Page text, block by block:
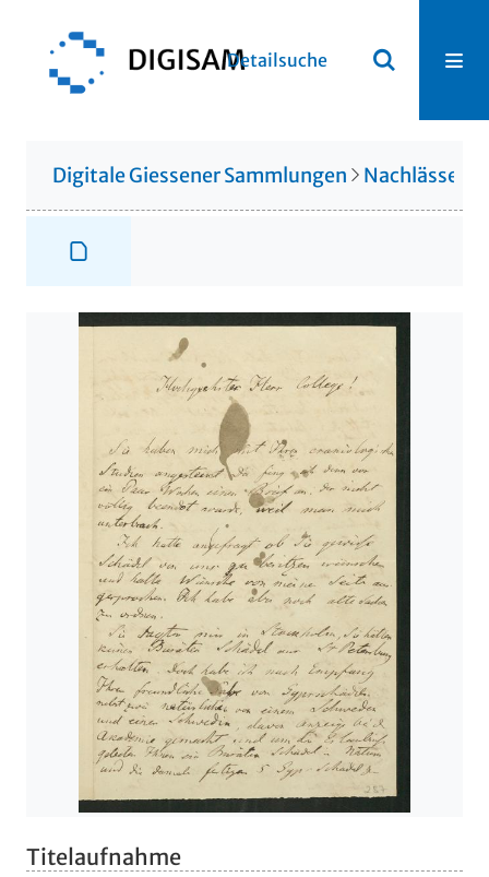
Detailsuche
Digitale Giessener Sammlungen Nachlässe
Titelaufnahme